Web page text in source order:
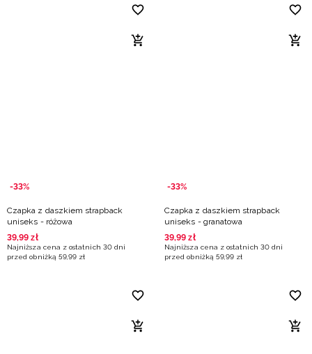
-33%
Czapka z daszkiem strapback
uniseks - różowa
39,99 zł
Najniższa cena z ostatnich 30 dni
przed obniżką 59,99 zł
-33%
Czapka z daszkiem strapback
uniseks - granatowa
39,99 zł
Najniższa cena z ostatnich 30 dni
przed obniżką 59,99 zł